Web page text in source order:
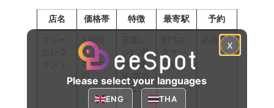
店名 価格帯 特徴 最寄駅 予約
3,000
〜
7,000
円
シピ/歴
史的建
築/英語
メニュ
ー
ラサッ
ク駅
x
Please select your languages
ENG THA